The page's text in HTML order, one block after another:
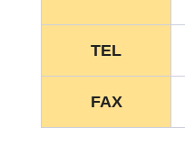
TEL
FAX